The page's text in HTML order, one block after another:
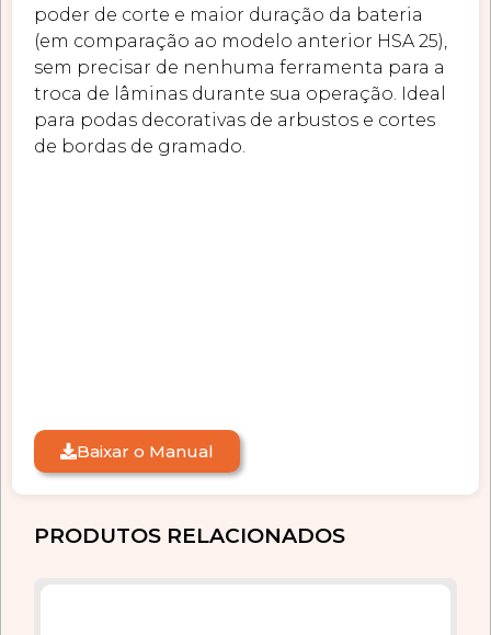
poder de corte e maior duração da bateria
(em comparação ao modelo anterior HSA 25),
sem precisar de nenhuma ferramenta para a
troca de lâminas durante sua operação. Ideal
para podas decorativas de arbustos e cortes
de bordas de gramado.
Baixar o Manual
PRODUTOS RELACIONADOS